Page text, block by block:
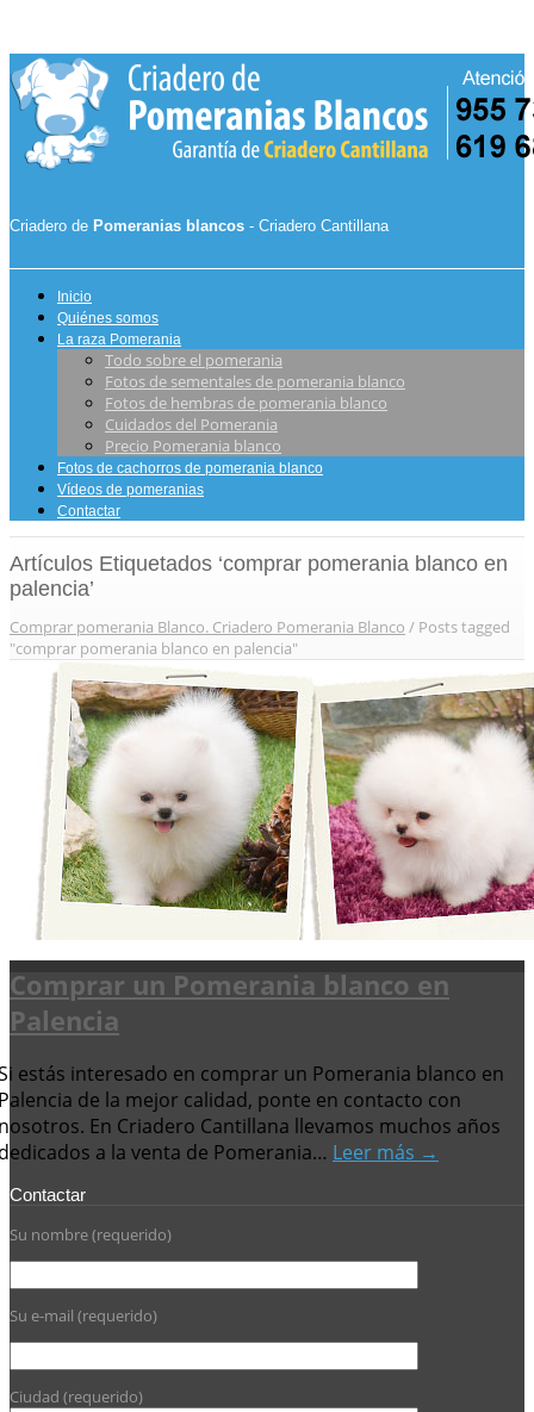
Criadero de Pomeranias blancos - Criadero Cantillana
Inicio
Quiénes somos
La raza Pomerania
Todo sobre el pomerania
Fotos de sementales de pomerania blanco
Fotos de hembras de pomerania blanco
Cuidados del Pomerania
Precio Pomerania blanco
Fotos de cachorros de pomerania blanco
Vídeos de pomeranias
Contactar
Artículos Etiquetados ‘comprar pomerania blanco en
palencia’
Comprar pomerania Blanco. Criadero Pomerania Blanco / Posts tagged
"comprar pomerania blanco en palencia"
Comprar un Pomerania blanco en
Palencia
estás interesado en comprar un Pomerania blanco en
de la mejor calidad, ponte en contacto con
En Criadero Cantillana llevamos muchos años
a la venta de Pomerania… Leer más →
Contactar
Su nombre (requerido)
Su e-mail (requerido)
Ciudad (requerido)